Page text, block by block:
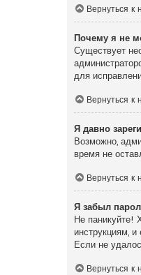
Вернуться к
Почему я не
Существует
для
Вернуться к
Я давно
Возможно,
время не
Вернуться к
Я забыл
Не паникуйте!
инструкциям,
Если не
Вернуться к